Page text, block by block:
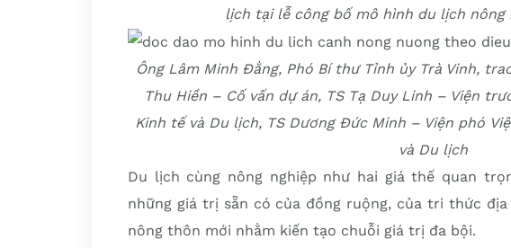
lịch tại lễ công bố mô hình du lịch nông
Ông Lâm Minh Đằng, Phó Bí thư Tỉnh ủy Trà Vinh,
Thu Hiền – Cố vấn dự án, TS Tạ Duy Linh – Viện
Kinh tế và Du lịch, TS Dương Đức Minh – Viện phó
và Du lịch
Du lịch cùng nông nghiệp như hai giá thế quan
những giá trị sẵn có của đồng ruộng, của tri thức
nông thôn mới nhằm kiến tạo chuỗi giá trị đa bội.